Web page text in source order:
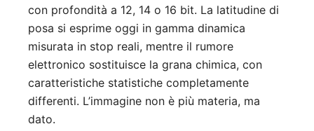
con profondità a 12, 14 o 16 bit. La latitudine di
posa si esprime oggi in gamma dinamica
misurata in stop reali, mentre il rumore
elettronico sostituisce la grana chimica, con
caratteristiche statistiche completamente
differenti. L’immagine non è più materia, ma
dato.